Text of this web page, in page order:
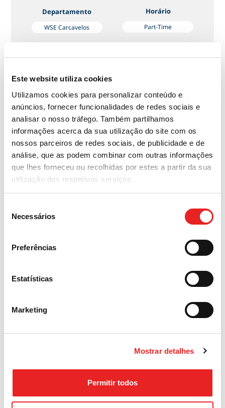
Este website utiliza cookies
Utilizamos cookies para personalizar conteúdo e
anúncios, fornecer funcionalidades de redes sociais e
analisar o nosso tráfego. Também partilhamos
informações acerca da sua utilização do site com os
nossos parceiros de redes sociais, de publicidade e de
análise, que as podem combinar com outras informações
que lhes forneceu ou recolhidas por estes a partir da sua
utilização dos respetivos serviços.
Necessários
Preferências
Estatísticas
Marketing
Mostrar detalhes
Permitir todos
Departamento
WSE Carcavelos
Horário
Part-Time
-planning and delivering lessons using our
unique teaching method;
- evaluating student progress and
guaranteeing client satisfaction;
- student follow-up.
· Proficiency in English Diploma
· Degree and/or TEFL/CELTA/TKT/CCP or similar
· Vocation for teaching
Those interested should send their CV,